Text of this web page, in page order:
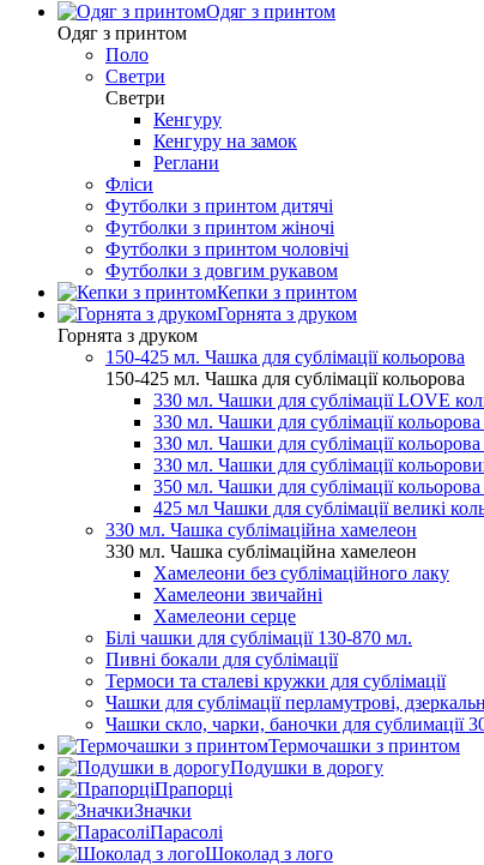
Одяг з принтом
Одяг з принтом
Поло
Светри
Светри
Кенгуру
Кенгуру на замок
Реглани
Фліси
Футболки з принтом дитячі
Футболки з принтом жіночі
Футболки з принтом чоловічі
Футболки з довгим рукавом
Кепки з принтом
Горнята з друком
Горнята з друком
150-425 мл. Чашка для сублімації кольорова
150-425 мл. Чашка для сублімації кольорова
330 мл. Чашки для сублімації LOVE
330 мл. Чашки для сублімації кольорова
330 мл. Чашки для сублімації
330 мл. Чашки для сублімації
350 мл. Чашки для сублімації
425 мл Чашки для сублімації великі
330 мл. Чашка сублімаційна хамелеон
330 мл. Чашка сублімаційна хамелеон
Хамелеони без сублімаційного лаку
Хамелеони звичайні
Хамелеони серце
Білі чашки для сублімації 130-870 мл.
Пивні бокали для сублімації
Термоси та сталеві кружки для сублімації
Чашки для сублімації перламутрові,
Чашки скло, чарки, баночки для сублимації
Термочашки з принтом
Подушки в дорогу
Прапорці
Значки
Парасолі
Шоколад з лого